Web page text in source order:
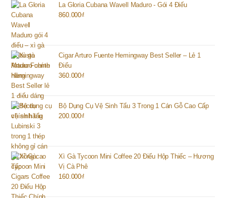
La Gloria Cubana Wavell Maduro - Gói 4 Điếu
860.000₫
Cigar Arturo Fuente Hemingway Best Seller – Lẻ 1
Điếu
360.000₫
Bộ Dụng Cụ Vệ Sinh Tẩu 3 Trong 1 Cán Gỗ Cao Cấp
200.000₫
Xì Gà Tycoon Mini Coffee 20 Điếu Hộp Thiếc – Hương
Vị Cà Phê
160.000₫